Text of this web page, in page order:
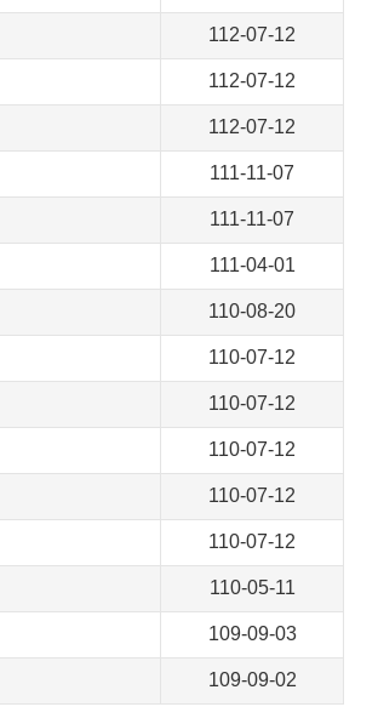
112-07-12
112-07-12
112-07-12
111-11-07
111-11-07
111-04-01
110-08-20
110-07-12
110-07-12
110-07-12
110-07-12
110-07-12
110-05-11
109-09-03
109-09-02